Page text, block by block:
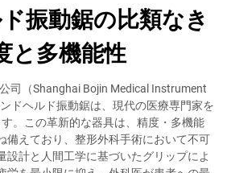
振動鋸の比類なき
と多機能性
司（Shanghai Bojin Medical Instrument
ドヘルド振動鋸は、現代の医療専門家を
。この革新的な器具は、精度・多機能
備えており、整形外科手術において不可
設計と人間工学に基づいたグリップによ